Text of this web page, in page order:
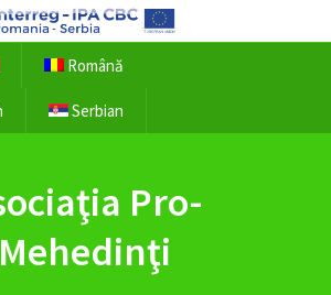
Română
Serbian
Pro-
Mehedinţi